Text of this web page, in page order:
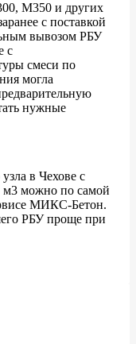
М350 и других
с поставкой
вывозом РБУ
с
смеси по
могла
нужные
в Чехове с
м3 можно по самой
МИКС-Бетон.
РБУ проще при